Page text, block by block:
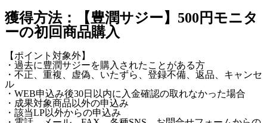
獲得方法：【豊潤サジー】500円モニタ
ーの初回商品購入
【ポイント対象外】
・過去に豊潤サジーを購入されたことがある方
・不正、重複、虚偽、いたずら、登録不備、返品、キャンセ
ル
・WEB申込み後30日以内に入金確認の取れなかった場合
・成果対象商品以外の申込み
・該当LP以外からの申込み